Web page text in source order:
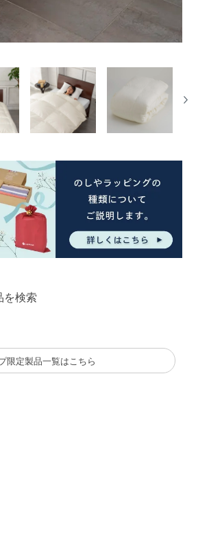
を検索
限定製品一覧はこちら